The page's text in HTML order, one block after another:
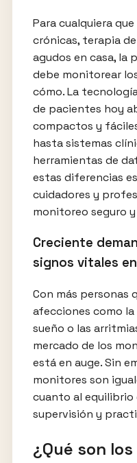
Para cualquiera
crónicas, terapia
agudos en casa, la
debe monitorear
cómo. La
de pacientes hoy
compactos y
hasta sistemas
herramientas de
estas diferencias
cuidadores y
monitoreo seguro
Creciente
signos vitales
Con más personas
afecciones como
sueño o las
mercado de los
está en auge. Sin
monitores son
cuanto al
supervisión y
¿Qué son